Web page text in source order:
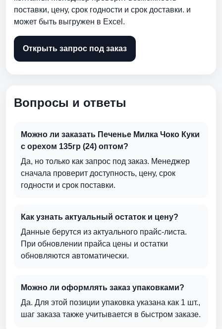
поставки, цену, срок годности и срок доставки. и
может быть выгружен в Excel.
Открыть запрос под заказ
Вопросы и ответы
Можно ли заказать Печенье Милка Чоко Куки
c орехом 135гр (24) оптом?
Да, но только как запрос под заказ. Менеджер
сначала проверит доступность, цену, срок
годности и срок поставки.
Как узнать актуальный остаток и цену?
Данные берутся из актуального прайс-листа.
При обновлении прайса цены и остатки
обновляются автоматически.
Можно ли оформлять заказ упаковками?
Да. Для этой позиции упаковка указана как 1 шт.,
шаг заказа также учитывается в быстром заказе.